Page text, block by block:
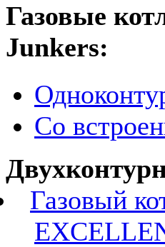
Газовые
Junkers:
Со
Газовый